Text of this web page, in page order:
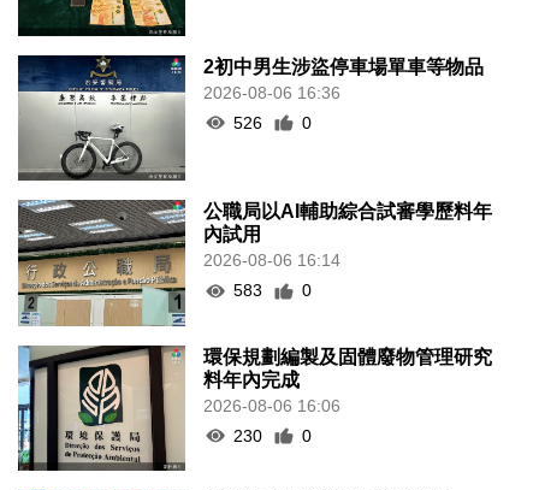
2初中男生涉盜停車場單車等物品
2026-08-06 16:36
526
0
公職局以AI輔助綜合試審學歷料年
內試用
2026-08-06 16:14
583
0
環保規劃編製及固體廢物管理研究
料年內完成
2026-08-06 16:06
230
0